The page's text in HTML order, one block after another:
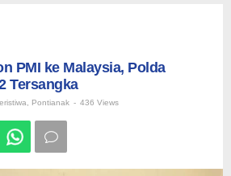
PMI ke Malaysia, Polda
Tersangka
Pontianak - 436 Views